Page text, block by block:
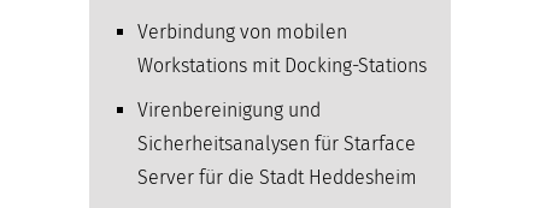
Verbindung von mobilen
Workstations mit Docking-Stations
Virenbereinigung und
Sicherheitsanalysen für Starface
Server für die Stadt Heddesheim